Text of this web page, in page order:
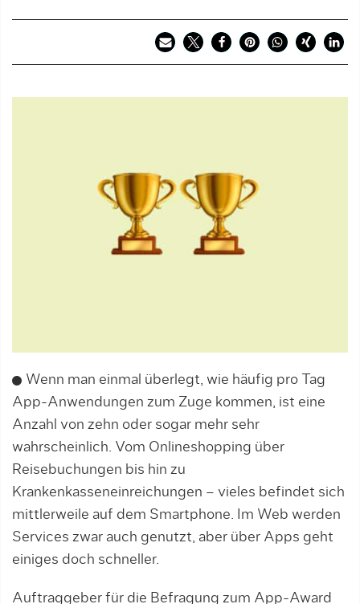
Wenn man einmal überlegt, wie häufig pro Tag
App-Anwendungen zum Zuge kommen, ist eine
Anzahl von zehn oder sogar mehr sehr
wahrscheinlich. Vom Onlineshopping über
Reisebuchungen bis hin zu
Krankenkasseneinreichungen – vieles befindet sich
mittlerweile auf dem Smartphone. Im Web werden
Services zwar auch genutzt, aber über Apps geht
einiges doch schneller.
Auftraggeber für die Befragung zum App-Award